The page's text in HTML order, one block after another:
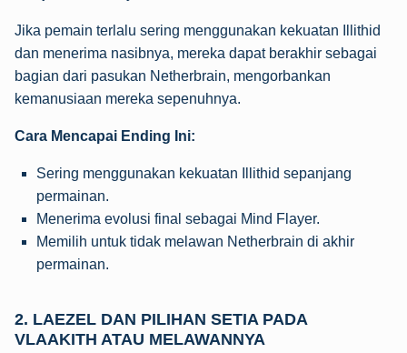
Jika pemain terlalu sering menggunakan kekuatan Illithid
dan menerima nasibnya, mereka dapat berakhir sebagai
bagian dari pasukan Netherbrain, mengorbankan
kemanusiaan mereka sepenuhnya.
Cara Mencapai Ending Ini:
Sering menggunakan kekuatan Illithid sepanjang
permainan.
Menerima evolusi final sebagai Mind Flayer.
Memilih untuk tidak melawan Netherbrain di akhir
permainan.
2. LAEZEL DAN PILIHAN SETIA PADA
VLAAKITH ATAU MELAWANNYA